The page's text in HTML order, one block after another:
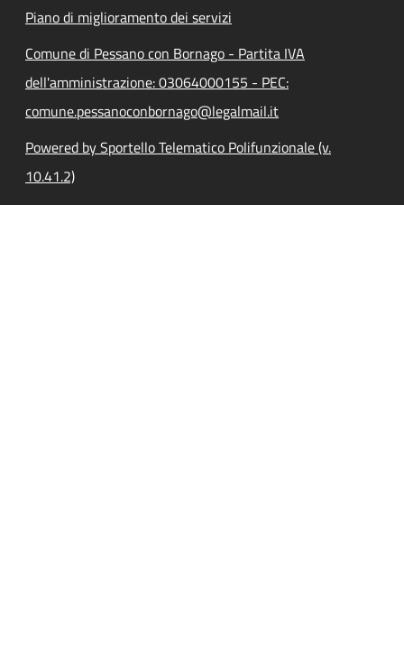
Piano di miglioramento dei servizi
Comune di Pessano con Bornago - Partita IVA
dell'amministrazione: 03064000155 - PEC:
comune.pessanoconbornago@legalmail.it
Powered by Sportello Telematico Polifunzionale (v.
10.41.2)